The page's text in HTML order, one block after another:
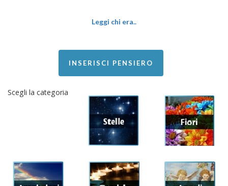
Leggi chi era..
INSERISCI PENSIERO
Scegli la categoria